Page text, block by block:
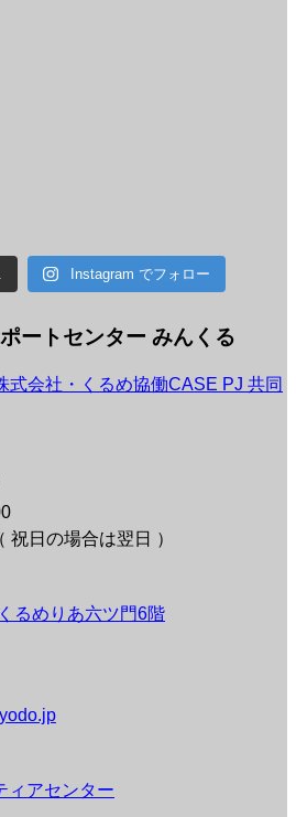
Instagram でフォロー
ートセンター みんくる
式会社・くるめ協働CASE PJ 共同
祝日の場合は翌日 ）
るめりあ六ツ門6階